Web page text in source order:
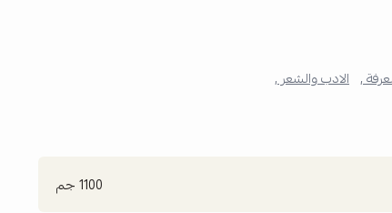
, الادب والشعر ,
1100 جم